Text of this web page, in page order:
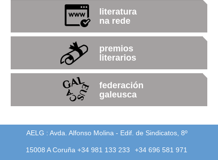
literatura
na rede
premios
literarios
federación
galeusca
AELG : Avda. Alfonso Molina - Edif. de Sindicatos, 8º
15008 A Coruña +34 981 133 233 +34 696 581 971